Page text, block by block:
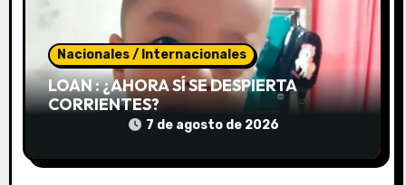
a
d
s
Nacionales / Internacionales
LOAN : ¿AHORA SÍ SE DESPIERTA
CORRIENTES?
7 de agosto de 2026